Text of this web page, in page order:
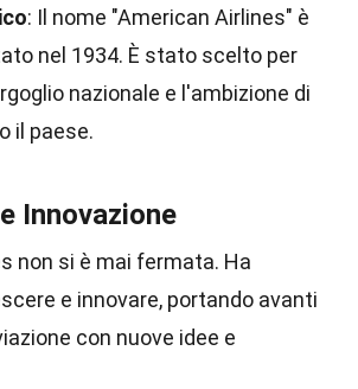
: Il nome "American Airlines" è
nel 1934. È stato scelto per
nazionale e l'ambizione di
il paese.
Innovazione
non si è mai fermata. Ha
e innovare, portando avanti
con nuove idee e